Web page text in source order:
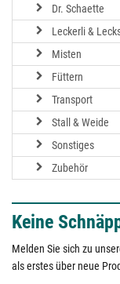
Dr. Schaette
Leckerli &
Misten
Füttern
Transport
Stall & Weide
Sonstiges
Zubehör
Keine
Melden Sie sich zu
als erstes über neue